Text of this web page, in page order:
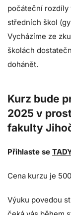
počáteční rozdíly
středních škol
Vycházíme ze
školách
dohánět.
Kurz bude
2025 v
fakulty
Přihlaste se
Cena kurzu je
Výuku povedou